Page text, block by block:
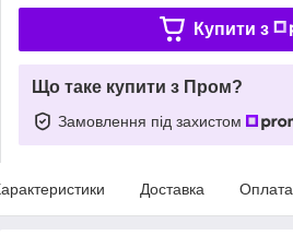
Купити з
Що таке купити з Пром?
Замовлення під захистом
Доставка Оплата